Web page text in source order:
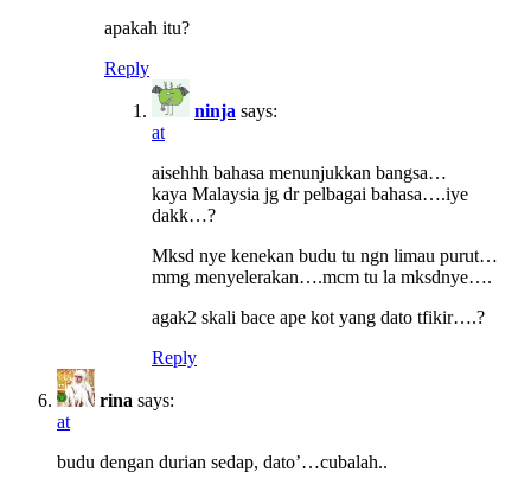
apakah itu?
Reply
ninja says:
at
aisehhh bahasa menunjukkan bangsa…
kaya Malaysia jg dr pelbagai bahasa….iye
dakk…?
Mksd nye kenekan budu tu ngn limau purut…
mmg menyelerakan….mcm tu la mksdnye….
agak2 skali bace ape kot yang dato tfikir….?
Reply
rina says:
at
budu dengan durian sedap, dato’…cubalah..